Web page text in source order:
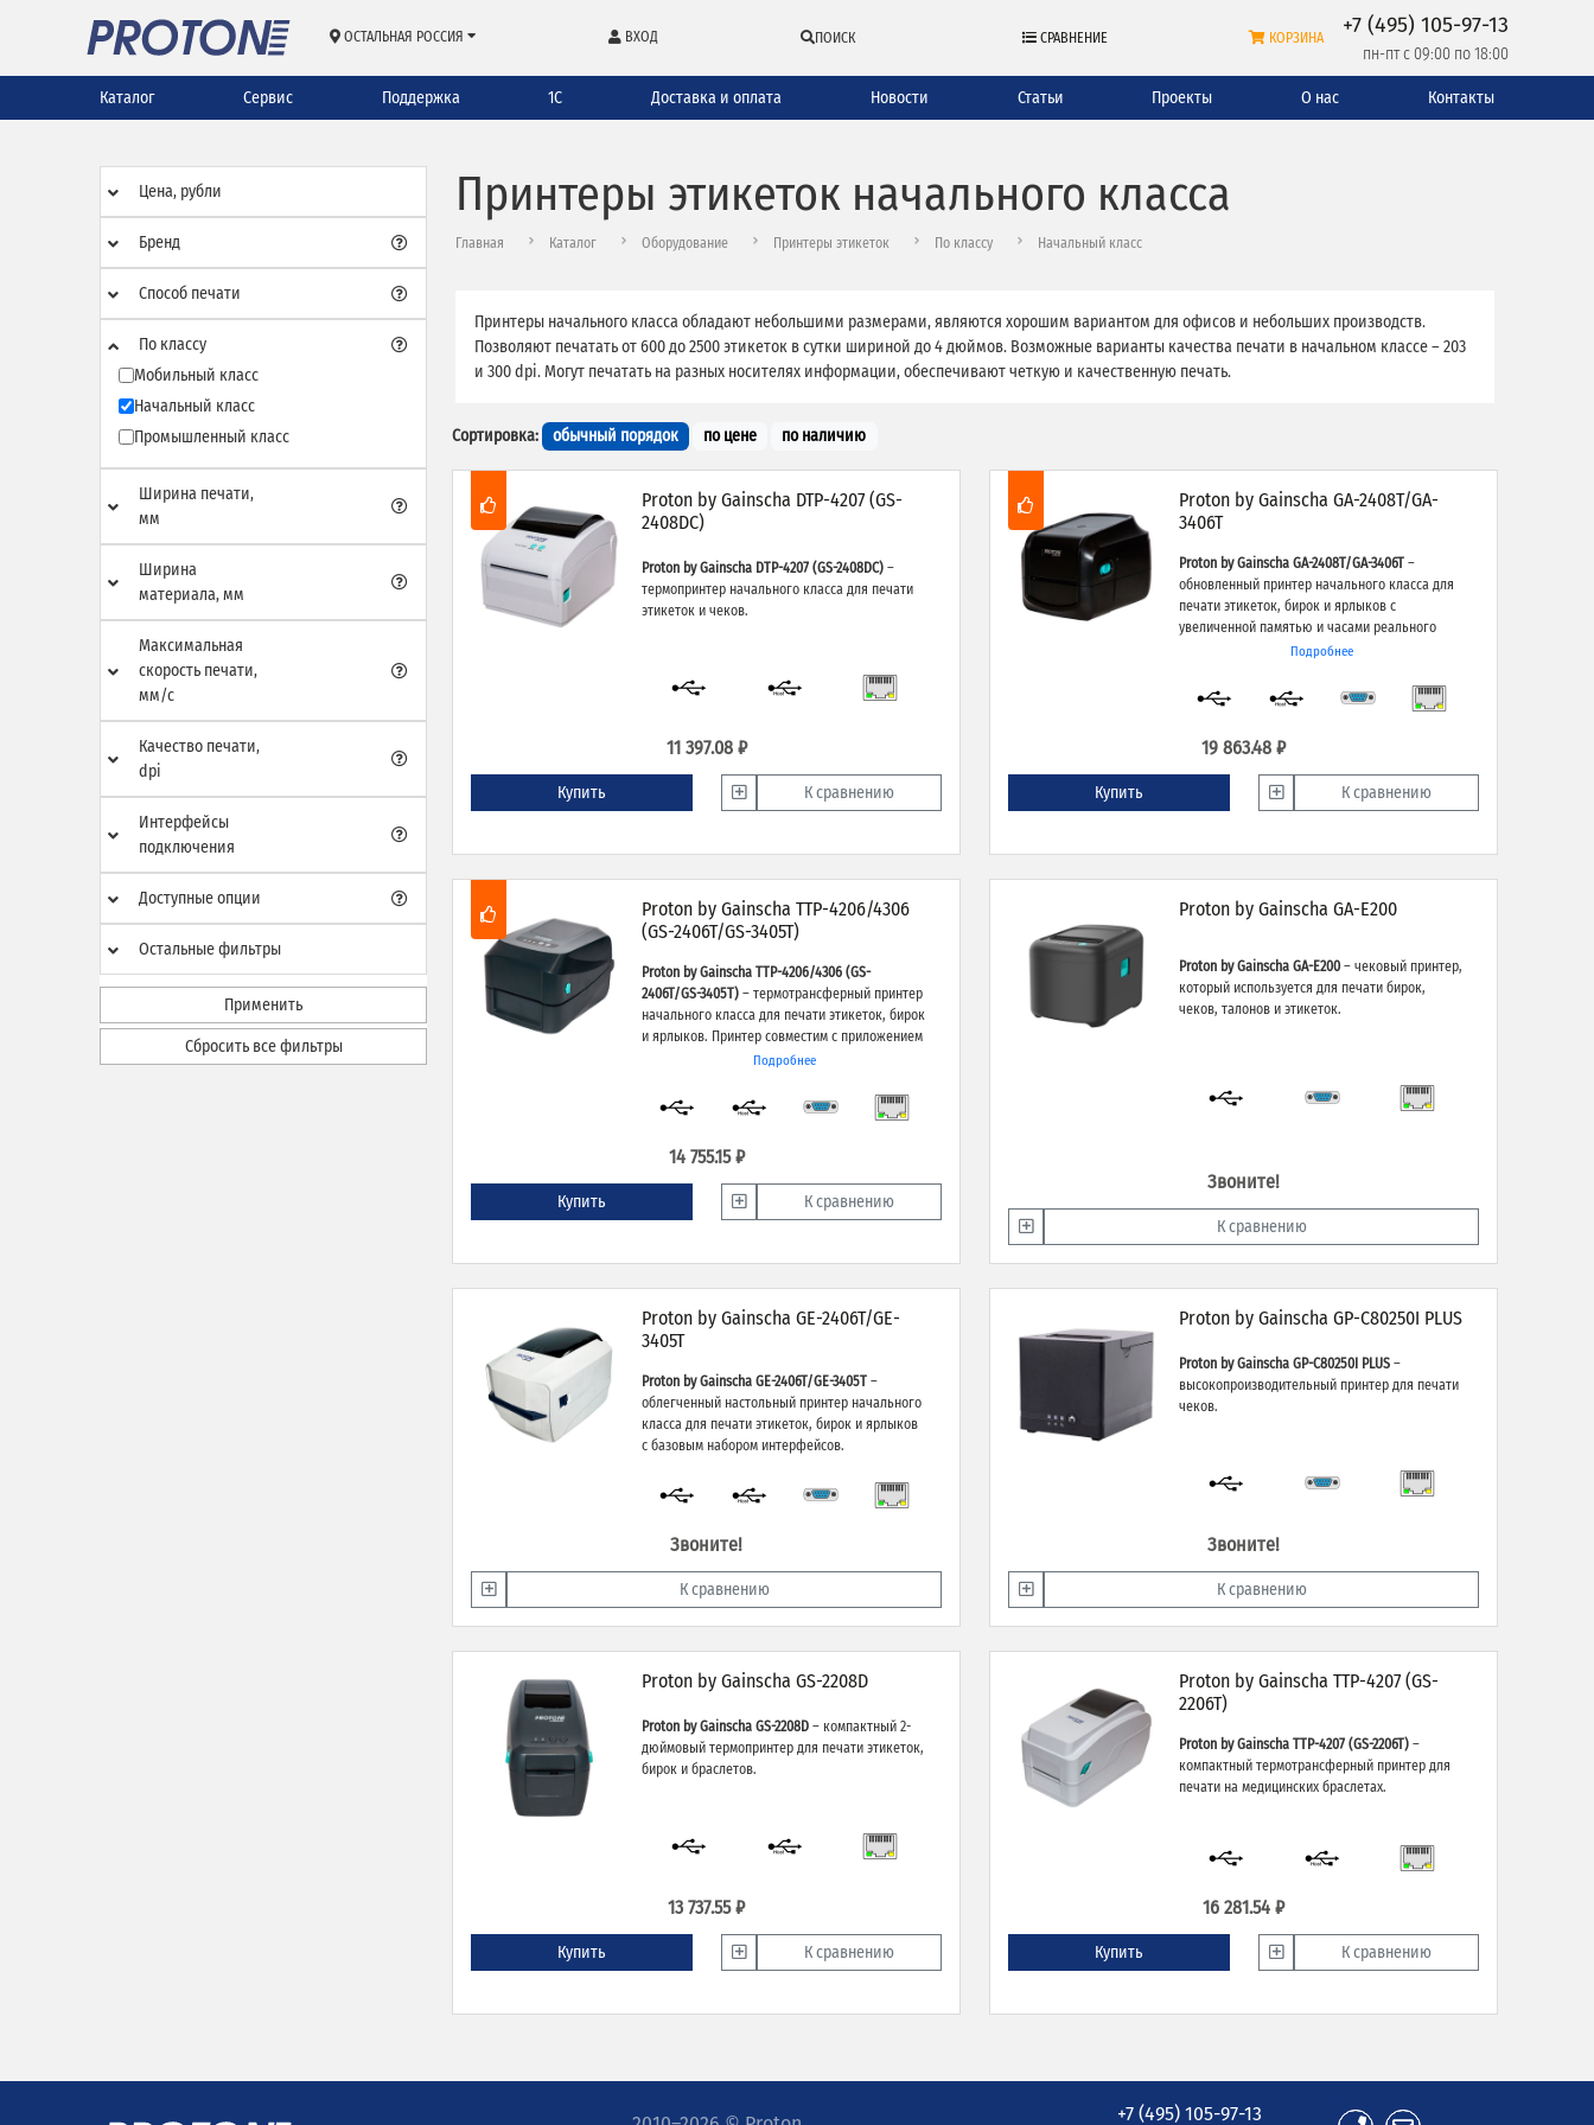
ОСТАЛЬНАЯ РОССИЯ ВХОД ПОИСК СРАВНЕНИЕ КОРЗИНА +7 (495) 105-97-13
пн-пт с 09:00 по 18:00
Каталог Сервис Поддержка 1С Доставка и оплата Новости Статьи Проекты О нас Контакты
Цена, рубли
Бренд
Способ печати
По классу
Мобильный класс
Начальный класс
Промышленный класс
Ширина печати,
мм
Ширина
материала, мм
Максимальная
скорость печати,
мм/с
Качество печати,
dpi
Интерфейсы
подключения
Доступные опции
Остальные фильтры
Применить
Сбросить все фильтры
Принтеры этикеток начального класса
Главная Каталог Оборудование Принтеры этикеток По классу Начальный класс
Принтеры начального класса обладают небольшими размерами, являются хорошим вариантом для офисов и небольших производств.
Позволяют печатать от 600 до 2500 этикеток в сутки шириной до 4 дюймов. Возможные варианты качества печати в начальном классе – 203
и 300 dpi. Могут печатать на разных носителях информации, обеспечивают четкую и качественную печать.
Сортировка: обычный порядок по цене по наличию
Proton by Gainscha DTP-4207 (GS-
2408DC)
Proton by Gainscha DTP-4207 (GS-2408DC) –
термопринтер начального класса для печати
этикеток и чеков.
11 397.08 ₽
Купить К сравнению
Proton by Gainscha GA-2408T/GA-
3406T
Proton by Gainscha GA-2408T/GA-3406T–
обновленный принтер начального класса для
печати этикеток, бирок и ярлыков с
увеличенной памятью и часами реального
времени (RTC). Принтер совместим с
Подробнее
19 863.48 ₽
Купить К сравнению
Proton by Gainscha TTP-4206/4306
(GS-2406T/GS-3405T)
Proton by Gainscha TTP-4206/4306 (GS-
2406T/GS-3405T) – термотрансферный принтер
начального класса для печати этикеток, бирок
и ярлыков. Принтер совместим с приложением
«Маркировка. Просто».Подробнее
14 755.15 ₽
Купить К сравнению
Proton by Gainscha GA-E200
Proton by Gainscha GA-E200 – чековый принтер,
который используется для печати бирок,
чеков, талонов и этикеток.
Звоните!
К сравнению
Proton by Gainscha GE-2406T/GE-
3405T
Proton by Gainscha GE-2406T/GE-3405T–
облегченный настольный принтер начального
класса для печати этикеток, бирок и ярлыков
с базовым набором интерфейсов.
Звоните!
К сравнению
Proton by Gainscha GP-C80250I PLUS
Proton by Gainscha GP-C80250I PLUS–
высокопроизводительный принтер для печати
чеков.
Звоните!
К сравнению
Proton by Gainscha GS-2208D
Proton by Gainscha GS-2208D – компактный 2-
дюймовый термопринтер для печати этикеток,
бирок и браслетов.
13 737.55 ₽
Купить К сравнению
Proton by Gainsсha TTP-4207 (GS-
2206T)
Proton by Gainsсha TTP-4207 (GS-2206T) –
компактный термотрансферный принтер для
печати на медицинских браслетах.
16 281.54 ₽
Купить К сравнению
+7 (495) 105-97-13